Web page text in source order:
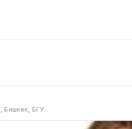
Бишкек, БГУ